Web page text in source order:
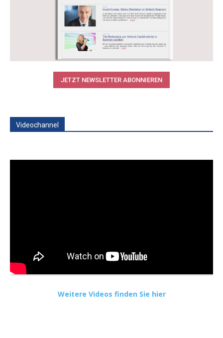
JETZT NEWSLETTER ABONNIEREN
Videochannel
Weitere Videos finden Sie hier